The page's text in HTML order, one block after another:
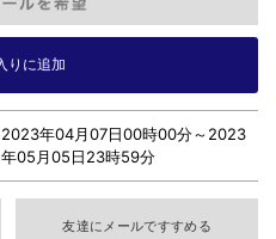
2023年04月07日00時00分～2023
年05月05日23時59分
友達にメールですすめる